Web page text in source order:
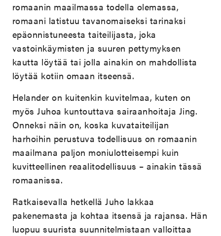
romaanin maailmassa todella olemassa,
romaani latistuu tavanomaiseksi tarinaksi
epäonnistuneesta taiteilijasta, joka
vastoinkäymisten ja suuren pettymyksen
kautta löytää tai jolla ainakin on mahdollista
löytää kotiin omaan itseensä.
Helander on kuitenkin kuvitelmaa, kuten on
myös Juhoa kuntouttava sairaanhoitaja Jing.
Onneksi näin on, koska kuvataiteilijan
harhoihin perustuva todellisuus on romaanin
maailmana paljon moniulotteisempi kuin
kuvitteellinen reaalitodellisuus – ainakin tässä
romaanissa.
Ratkaisevalla hetkellä Juho lakkaa
pakenemasta ja kohtaa itsensä ja rajansa. Hän
luopuu suurista suunnitelmistaan valloittaa